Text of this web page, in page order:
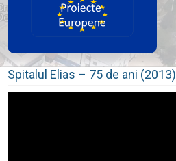
Spitalul Elias – 75 de ani (2013)